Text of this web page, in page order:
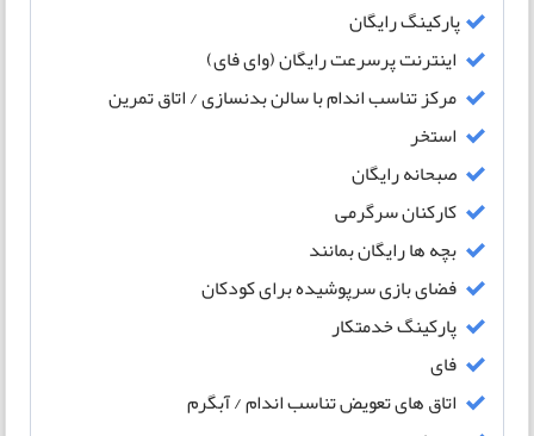
پارکینگ رایگان
اینترنت پرسرعت رایگان (وای فای)
مرکز تناسب اندام با سالن بدنسازی / اتاق تمرین
استخر
صبحانه رایگان
کارکنان سرگرمی
بچه ها رایگان بمانند
فضای بازی سرپوشیده برای کودکان
پارکینگ خدمتکار
فای
اتاق های تعویض تناسب اندام / آبگرم